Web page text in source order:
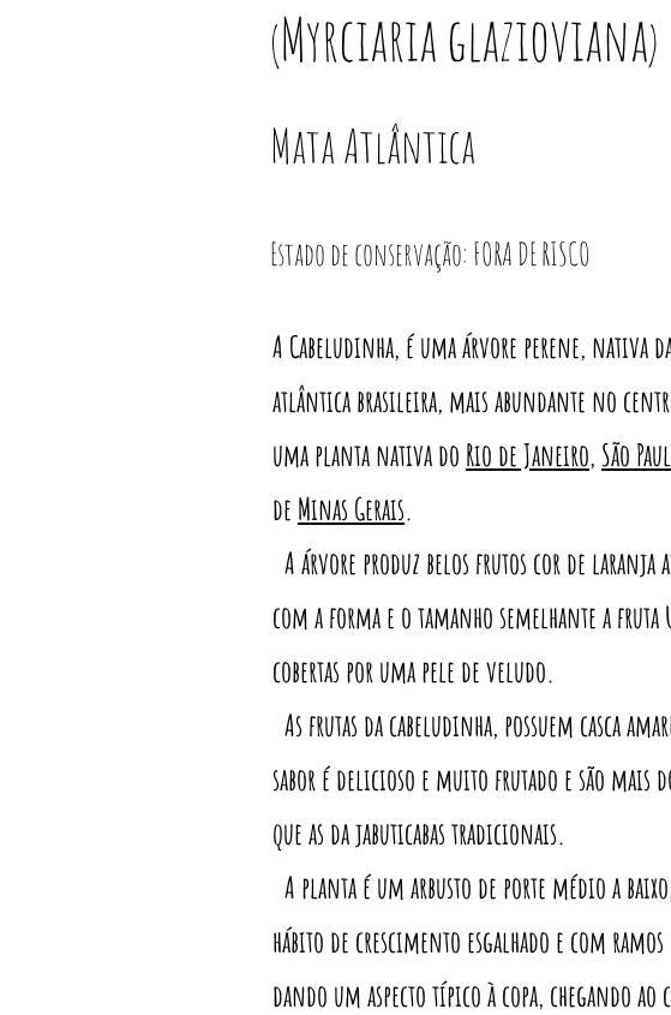
(Myrciaria glazioviana)
Mata Atlântica
Estado de conservação: FORA DE RISCO
A Cabeludinha, é uma árvore perene, nativa
atlântica brasileira, mais abundante no
uma planta nativa do Rio de Janeiro, São
de Minas Gerais.
A árvore produz belos frutos cor de laranja
com a forma e o tamanho semelhante a fruta
cobertas por uma pele de veludo.
As frutas da cabeludinha, possuem casca
sabor é delicioso e muito frutado e são mais
que as da jabuticabas tradicionais.
A planta é um arbusto de porte médio a
hábito de crescimento esgalhado e com
dando um aspecto típico à copa, chegando ao